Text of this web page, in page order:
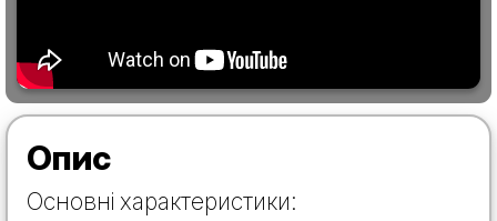
Опис
Основні характеристики: